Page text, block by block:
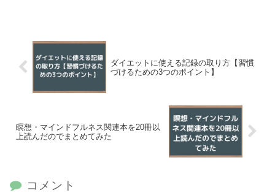
ダイエットに使える記録の取り方【習慣
づけるための3つのポイント】
瞑想・マインドフルネス関連本を20冊以
上読んだのでまとめてみた
コメント